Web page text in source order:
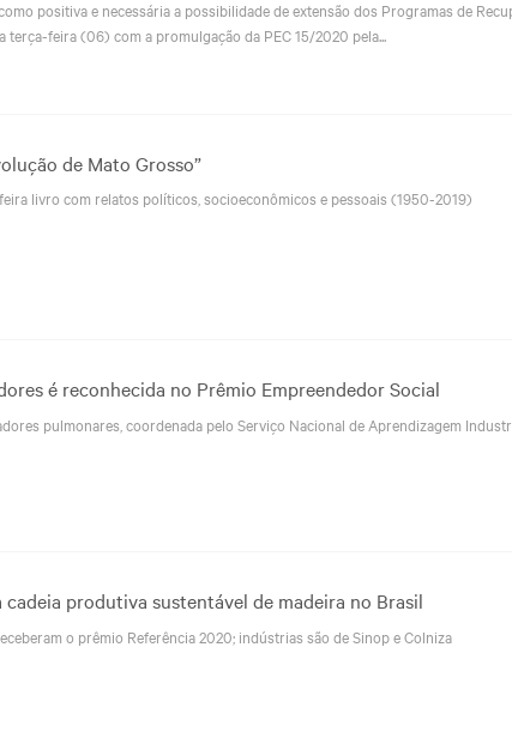
positiva e necessária a possibilidade de extensão dos Programas de
feira (06) com a promulgação da PEC 15/2020 pela...
de Mato Grosso”
livro com relatos políticos, socioeconômicos e pessoais (1950-2019)
é reconhecida no Prêmio Empreendedor Social
pulmonares, coordenada pelo Serviço Nacional de Aprendizagem
produtiva sustentável de madeira no Brasil
o prêmio Referência 2020; indústrias são de Sinop e Colniza